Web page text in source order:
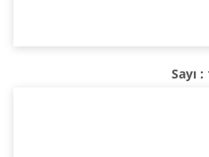
Sayı :